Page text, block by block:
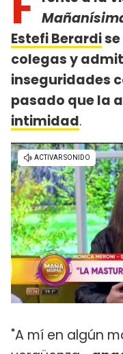
Estefi Berardi
colegas y
inseguridades
pasado que la
intimidad.
"A mí en algún